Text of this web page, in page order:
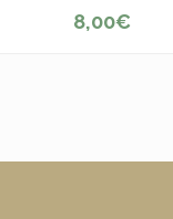
+
8,00€